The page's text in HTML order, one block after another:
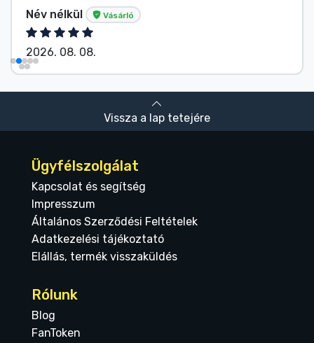
Név nélkül Vásárló
2026. 08. 08.
Vissza a lap tetejére
Ügyfélszolgálat
Kapcsolat és segítség
Impresszum
Általános Szerződési Feltételek
Adatkezelési tájékoztató
Elállás, termék visszaküldés
Rólunk
Blog
FanToken